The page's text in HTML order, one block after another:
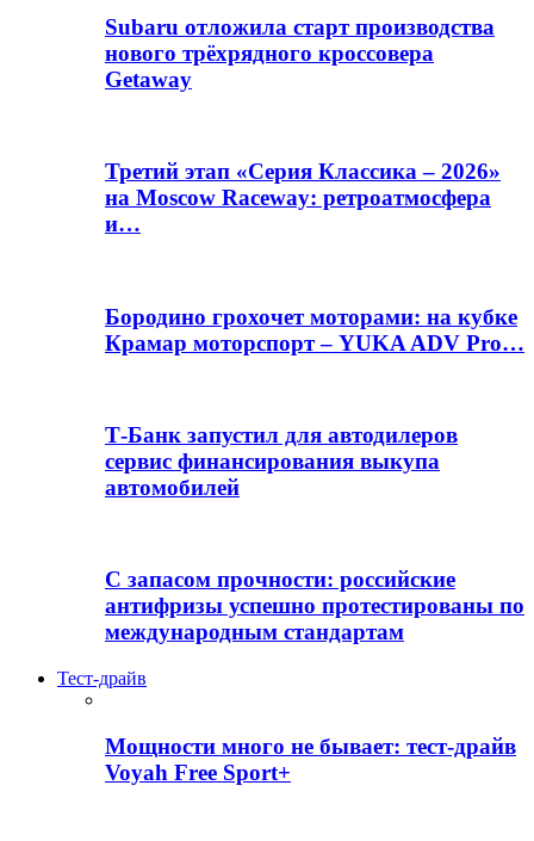
Subaru отложила старт производства
нового трёхрядного кроссовера
Getaway
Третий этап «Серия Классика – 2026»
на Moscow Raceway: ретроатмосфера
и…
Бородино грохочет моторами: на кубке
Крамар моторспорт – YUKA ADV Pro…
Т-Банк запустил для автодилеров
сервис финансирования выкупа
автомобилей
С запасом прочности: российские
антифризы успешно протестированы по
международным стандартам
Тест-драйв
Мощности много не бывает: тест-драйв
Voyah Free Sport+